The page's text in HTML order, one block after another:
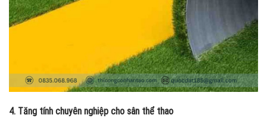
4. Tăng tính chuyên nghiệp cho sân thể thao